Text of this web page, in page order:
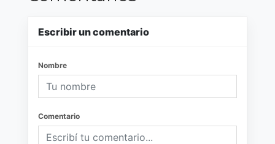
Escribir un comentario
Nombre
Comentario